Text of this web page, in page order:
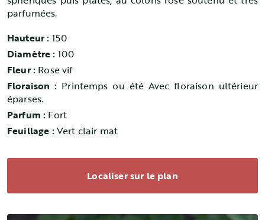
parfumées.
Hauteur : 150
Diamètre : 100
Fleur : Rose vif
Floraison : Printemps ou été Avec floraison ultérieur
éparses.
Parfum : Fort
Feuillage :Vert clair mat
Localiser sur le plan